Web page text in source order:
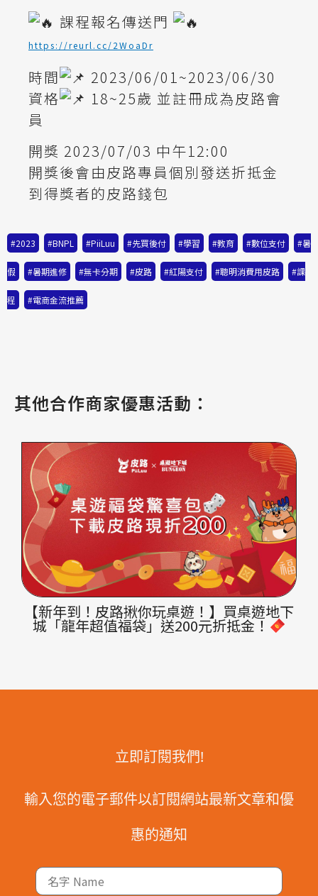
課程報名傳送門
https://reurl.cc/2WoaDr
時間
2023/06/01~2023/06/30
資格
18~25歲 並註冊成為皮路會
員
開獎 2023/07/03 中午12:00
開獎後會由皮路專員個別發送折抵金
到得獎者的皮路錢包
#2023 #BNPL #PiiLuu #先買後付 #學習 #教育 #數位支付 #暑
假 #暑期進修 #無卡分期 #皮路 #紅陽支付 #聰明消費用皮路 #課
程 #電商金流推薦
其他合作商家優惠活動：
【新年到！皮路揪你玩桌遊！】買桌遊地下
城「龍年超值福袋」送200元折抵金！
立即訂閱我們!
輸入您的電子郵件以訂閱網站最新文章和優
惠的通知